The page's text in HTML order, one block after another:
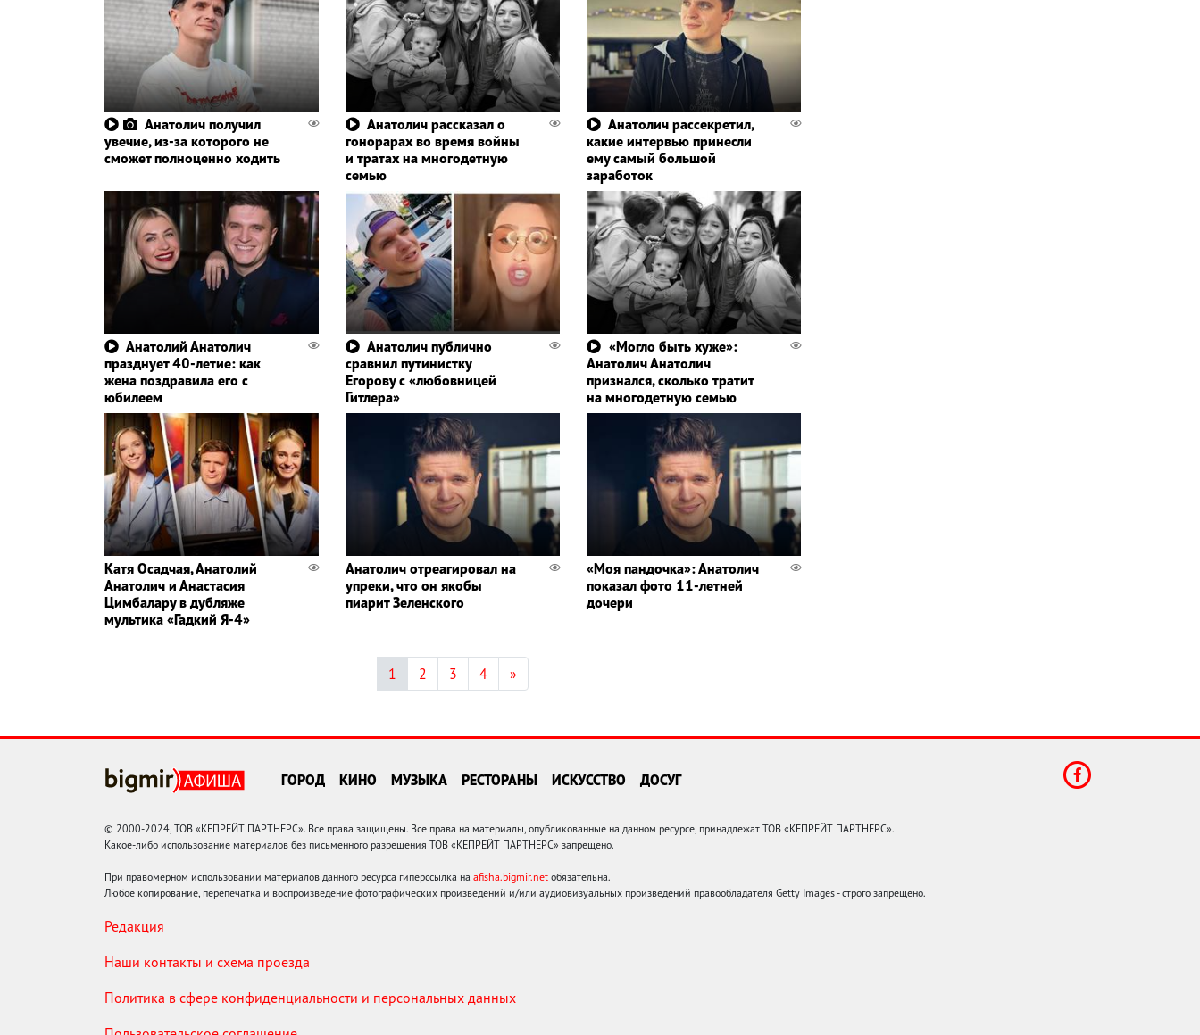
Анатолич получил
увечие, из-за которого не
сможет полноценно ходить
Анатолич рассказал о
гонорарах во время войны
и тратах на многодетную
семью
Анатолич рассекретил,
какие интервью принесли
ему самый большой
заработок
Анатолий Анатолич
празднует 40-летие: как
жена поздравила его с
юбилеем
Анатолич публично
сравнил путинистку
Егорову с «любовницей
Гитлера»
«Могло быть хуже»:
Анатолич Анатолич
признался, сколько тратит
на многодетную семью
Катя Осадчая, Анатолий
Анатолич и Анастасия
Цимбалару в дубляже
мультика «Гадкий Я-4»
Анатолич отреагировал на
упреки, что он якобы
пиарит Зеленского
«Моя пандочка»: Анатолич
показал фото 11-летней
дочери
1 2 3 4 »
ГОРОД КИНО МУЗЫКА РЕСТОРАНЫ ИСКУССТВО ДОСУГ
© 2000-2024, ТОВ «КЕПРЕЙТ ПАРТНЕРС». Все права защищены. Все права на материалы, опубликованные на данном ресурсе, принадлежат ТОВ «КЕПРЕЙТ ПАРТНЕРС».
Какое-либо использование материалов без письменного разрешения ТОВ «КЕПРЕЙТ ПАРТНЕРС» запрещено.
При правомерном использовании материалов данного ресурса гиперссылка на afisha.bigmir.net обязательна.
Любое копирование, перепечатка и воспроизведение фотографических произведений и/или аудиовизуальных произведений правообладателя Getty Images - строго запрещено.
Редакция
Наши контакты и схема проезда
Политика в сфере конфиденциальности и персональных данных